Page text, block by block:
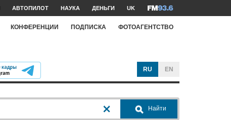
АВТОПИЛОТ НАУКА ДЕНЬГИ UK
КОНФЕРЕНЦИИ ПОДПИСКА ФОТОАГЕНТСТВО
RU EN
Найти